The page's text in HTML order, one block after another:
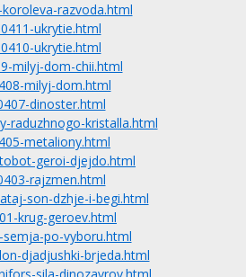
razvoda.html
ukrytie.html
ukrytie.html
milyj-dom-chii.html
milyj-dom.html
dinoster.html
raduzhnogo-kristalla.html
metaliony.html
geroi-djejdo.html
rajzmen.html
son-dzhje-i-begi.html
krug-geroev.html
semja-po-vyboru.html
djadjushki-brjeda.html